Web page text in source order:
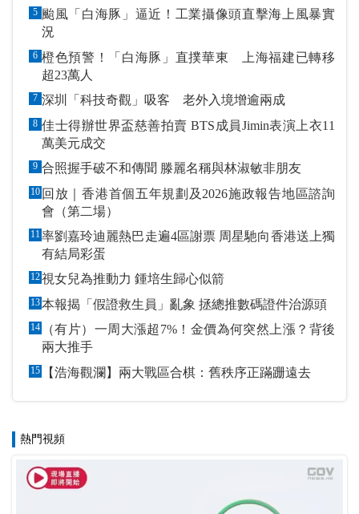
5 颱風「白海豚」逼近！工業攝像頭直擊海上風暴實
況
6 橙色預警！「白海豚」直撲華東 上海福建已轉移
超23萬人
7 深圳「科技奇觀」吸客 老外入境增逾兩成
8 佳士得辦世界盃慈善拍賣 BTS成員Jimin表演上衣11
萬美元成交
9 合照握手破不和傳聞 滕麗名稱與林淑敏非朋友
10 回放｜香港首個五年規劃及2026施政報告地區諮詢
會（第二場）
11率劉嘉玲迪麗熱巴走遍4區謝票 周星馳向香港送上獨
有結局彩蛋
12 視女兒為推動力 鍾培生歸心似箭
13 本報揭「假證救生員」亂象 拯總推數碼證件治源頭
14
（有片）一周大漲超7%！金價為何突然上漲？背後
兩大推手
15 【浩海觀瀾】兩大戰區合棋：舊秩序正蹣跚遠去
熱門視頻